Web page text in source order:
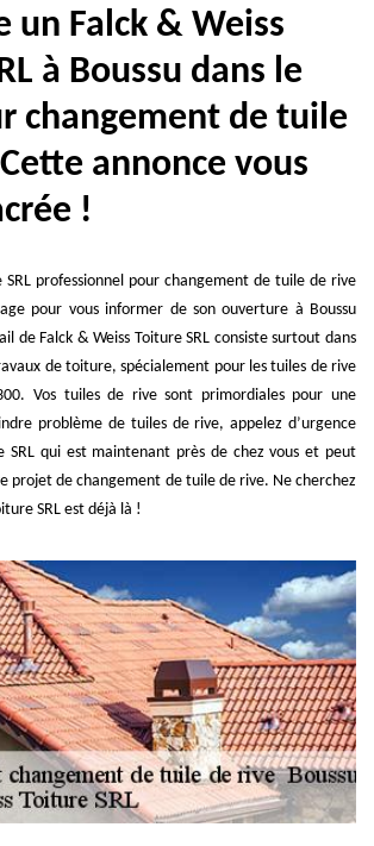
un Falck & Weiss
à Boussu dans le
changement de tuile
annonce vous
!
SRL professionnel pour changement de tuile de rive
pour vous informer de son ouverture à Boussu
de Falck & Weiss Toiture SRL consiste surtout dans
de toiture, spécialement pour les tuiles de rive
Vos tuiles de rive sont primordiales pour une
problème de tuiles de rive, appelez d’urgence
SRL qui est maintenant près de chez vous et peut
projet de changement de tuile de rive. Ne cherchez
SRL est déjà là !